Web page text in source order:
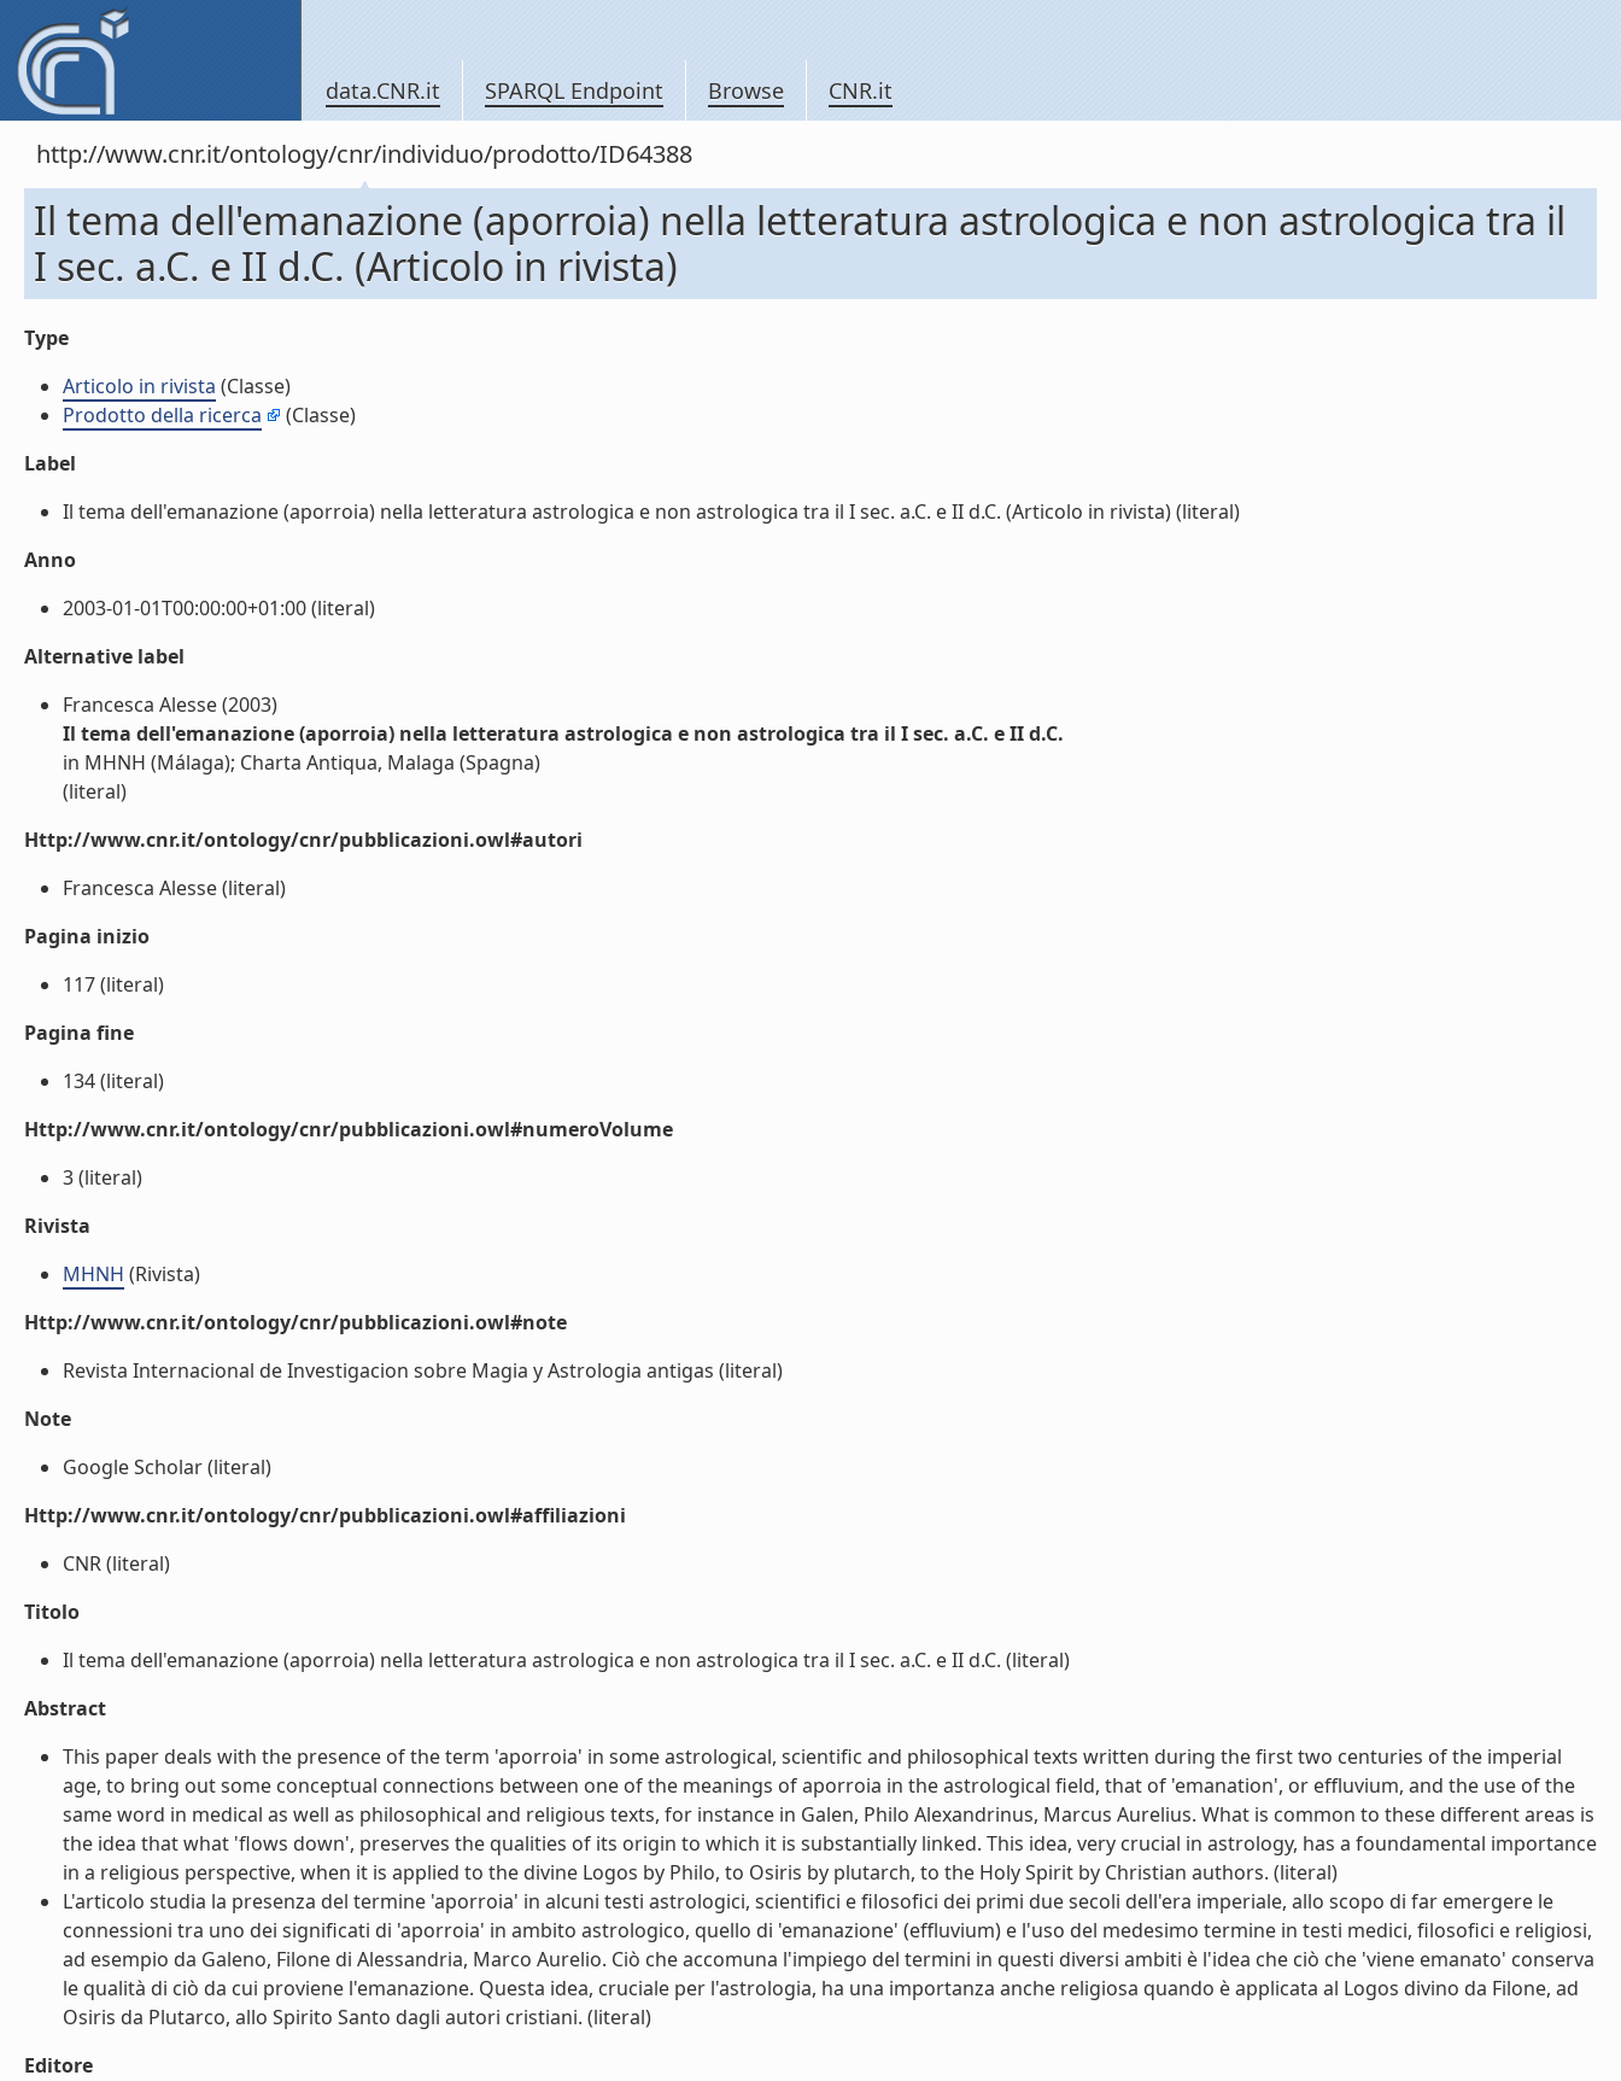
data.CNR.it SPARQL Endpoint Browse CNR.it
http://www.cnr.it/ontology/cnr/individuo/prodotto/ID64388
Il tema dell'emanazione (aporroia) nella letteratura astrologica e non astrologica tra il
I sec. a.C. e II d.C. (Articolo in rivista)
Type
Articolo in rivista (Classe)
Prodotto della ricerca
(Classe)
Label
Il tema dell'emanazione (aporroia) nella letteratura astrologica e non astrologica tra il I sec. a.C. e II d.C. (Articolo in rivista) (literal)
Anno
2003-01-01T00:00:00+01:00 (literal)
Alternative label
Francesca Alesse (2003)
Il tema dell'emanazione (aporroia) nella letteratura astrologica e non astrologica tra il I sec. a.C. e II d.C.
in MHNH (Málaga); Charta Antiqua, Malaga (Spagna)
(literal)
Http://www.cnr.it/ontology/cnr/pubblicazioni.owl#autori
Francesca Alesse (literal)
Pagina inizio
117 (literal)
Pagina fine
134 (literal)
Http://www.cnr.it/ontology/cnr/pubblicazioni.owl#numeroVolume
3 (literal)
Rivista
MHNH (Rivista)
Http://www.cnr.it/ontology/cnr/pubblicazioni.owl#note
Revista Internacional de Investigacion sobre Magia y Astrologia antigas (literal)
Note
Google Scholar (literal)
Http://www.cnr.it/ontology/cnr/pubblicazioni.owl#affiliazioni
CNR (literal)
Titolo
Il tema dell'emanazione (aporroia) nella letteratura astrologica e non astrologica tra il I sec. a.C. e II d.C. (literal)
Abstract
This paper deals with the presence of the term 'aporroia' in some astrological, scientific and philosophical texts written during the first two centuries of the imperial
age, to bring out some conceptual connections between one of the meanings of aporroia in the astrological field, that of 'emanation', or effluvium, and the use of the
same word in medical as well as philosophical and religious texts, for instance in Galen, Philo Alexandrinus, Marcus Aurelius. What is common to these different areas is
the idea that what 'flows down', preserves the qualities of its origin to which it is substantially linked. This idea, very crucial in astrology, has a foundamental importance
in a religious perspective, when it is applied to the divine Logos by Philo, to Osiris by plutarch, to the Holy Spirit by Christian authors. (literal)
L'articolo studia la presenza del termine 'aporroia' in alcuni testi astrologici, scientifici e filosofici dei primi due secoli dell'era imperiale, allo scopo di far emergere le
connessioni tra uno dei significati di 'aporroia' in ambito astrologico, quello di 'emanazione' (effluvium) e l'uso del medesimo termine in testi medici, filosofici e religiosi,
ad esempio da Galeno, Filone di Alessandria, Marco Aurelio. Ciò che accomuna l'impiego del termini in questi diversi ambiti è l'idea che ciò che 'viene emanato' conserva
le qualità di ciò da cui proviene l'emanazione. Questa idea, cruciale per l'astrologia, ha una importanza anche religiosa quando è applicata al Logos divino da Filone, ad
Osiris da Plutarco, allo Spirito Santo dagli autori cristiani. (literal)
Editore